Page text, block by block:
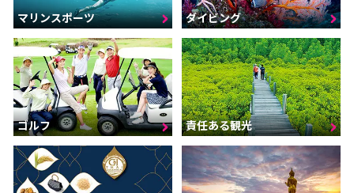
マリンスポーツ ダイビング
ゴルフ 責任ある観光